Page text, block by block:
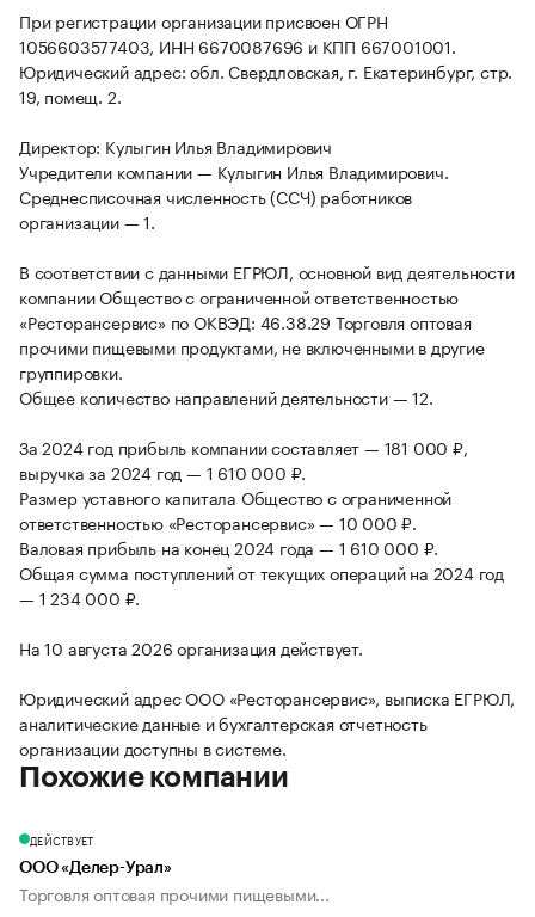
При регистрации организации присвоен ОГРН
1056603577403, ИНН 6670087696 и КПП 667001001.
Юридический адрес: обл. Свердловская, г. Екатеринбург, стр.
19, помещ. 2.
Директор: Кулыгин Илья Владимирович
Учредители компании — Кулыгин Илья Владимирович.
Среднесписочная численность (ССЧ) работников
организации — 1.
В соответствии с данными ЕГРЮЛ, основной вид деятельности
компании Общество с ограниченной ответственностью
«Ресторансервис» по ОКВЭД: 46.38.29 Торговля оптовая
прочими пищевыми продуктами, не включенными в другие
группировки.
Общее количество направлений деятельности — 12.
За 2024 год прибыль компании составляет — 181 000 ₽,
выручка за 2024 год — 1 610 000 ₽.
Размер уставного капитала Общество с ограниченной
ответственностью «Ресторансервис» — 10 000 ₽.
Валовая прибыль на конец 2024 года — 1 610 000 ₽.
Общая сумма поступлений от текущих операций на 2024 год
— 1 234 000 ₽.
На 10 августа 2026 организация действует.
Юридический адрес ООО «Ресторансервис», выписка ЕГРЮЛ,
аналитические данные и бухгалтерская отчетность
организации доступны в системе.
Похожие компании
ДЕЙСТВУЕТ
ООО «Делер-Урал»
Торговля оптовая прочими пищевыми...